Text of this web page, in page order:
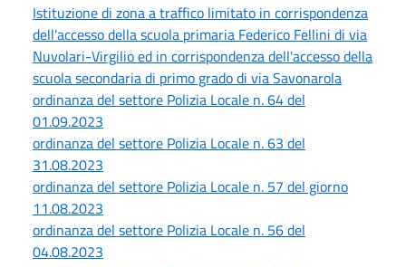
Istituzione di zona a traffico limitato in corrispondenza
dell'accesso della scuola primaria Federico Fellini di via
Nuvolari-Virgilio ed in corrispondenza dell'accesso della
scuola secondaria di primo grado di via Savonarola
ordinanza del settore Polizia Locale n. 64 del
01.09.2023
ordinanza del settore Polizia Locale n. 63 del
31.08.2023
ordinanza del settore Polizia Locale n. 57 del giorno
11.08.2023
ordinanza del settore Polizia Locale n. 56 del
04.08.2023